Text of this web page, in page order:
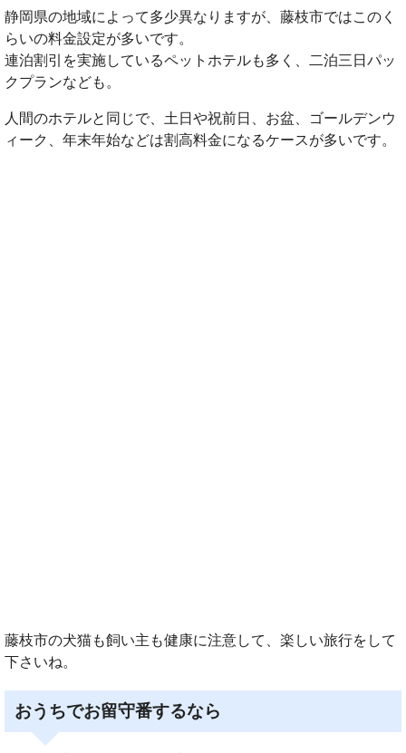
静岡県の地域によって多少異なりますが、藤枝市ではこのく
らいの料金設定が多いです。
連泊割引を実施しているペットホテルも多く、二泊三日パッ
クプランなども。
人間のホテルと同じで、土日や祝前日、お盆、ゴールデンウ
ィーク、年末年始などは割高料金になるケースが多いです。
藤枝市の犬猫も飼い主も健康に注意して、楽しい旅行をして
下さいね。
おうちでお留守番するなら